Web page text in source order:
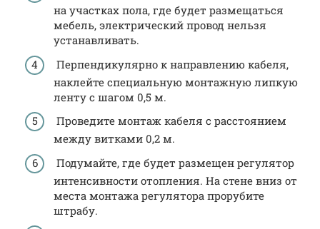
на участках пола, где будет размещаться
мебель, электрический провод нельзя
устанавливать.
Перпендикулярно к направлению кабеля,
наклейте специальную монтажную липкую
ленту с шагом 0,5 м.
Проведите монтаж кабеля с расстоянием
между витками 0,2 м.
Подумайте, где будет размещен регулятор
интенсивности отопления. На стене вниз от
места монтажа регулятора прорубите
штрабу.